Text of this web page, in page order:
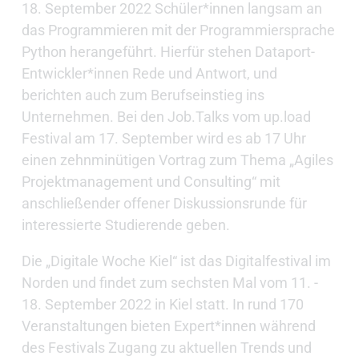
18. September 2022 Schüler*innen langsam an
das Programmieren mit der Programmiersprache
Python herangeführt. Hierfür stehen Dataport-
Entwickler*innen Rede und Antwort, und
berichten auch zum Berufseinstieg ins
Unternehmen. Bei den Job.Talks vom up.load
Festival am 17. September wird es ab 17 Uhr
einen zehnminütigen Vortrag zum Thema „Agiles
Projektmanagement und Consulting“ mit
anschließender offener Diskussionsrunde für
interessierte Studierende geben.
Die „Digitale Woche Kiel“ ist das Digitalfestival im
Norden und findet zum sechsten Mal vom 11. -
18. September 2022 in Kiel statt. In rund 170
Veranstaltungen bieten Expert*innen während
des Festivals Zugang zu aktuellen Trends und